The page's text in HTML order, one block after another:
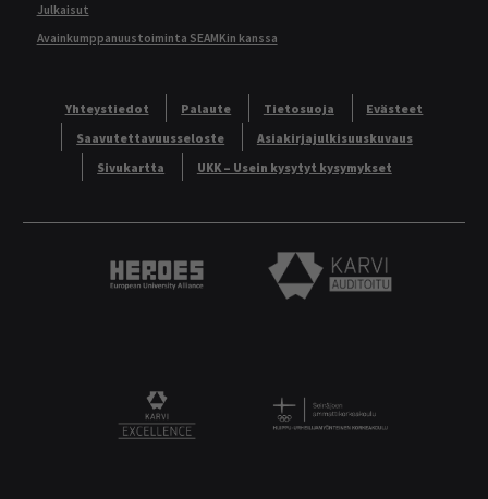
Julkaisut
Avainkumppanuustoiminta SEAMKin kanssa
Yhteystiedot Palaute Tietosuoja
Evästeet
Saavutettavuusseloste
Asiakirjajulkisuuskuvaus
Sivukartta
UKK – Usein kysytyt kysymykset
Heroes European University Alliance logo
Karvi Auditoitu logo
KARVI Excellence logo.Logo